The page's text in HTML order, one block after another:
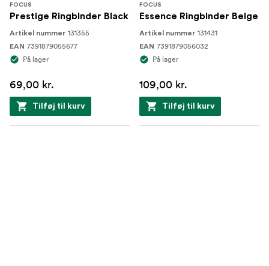
FOCUS
Prestige Ringbinder Black
Artikel nummer 131355
EAN 7391879055677
På lager
69,00 kr.
Tilføj til kurv
FOCUS
Essence Ringbinder Beige
Artikel nummer 131431
EAN 7391879056032
På lager
109,00 kr.
Tilføj til kurv